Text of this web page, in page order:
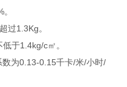
过1.3Kg。
于1.4kg/c㎡。
为0.13-0.15千卡/米/小时/